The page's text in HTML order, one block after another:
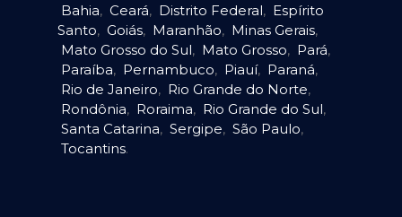
Bahia, Ceará, Distrito Federal, Espírito
Santo, Goiás, Maranhão, Minas Gerais,
Mato Grosso do Sul, Mato Grosso, Pará,
Paraíba, Pernambuco, Piauí, Paraná,
Rio de Janeiro, Rio Grande do Norte,
Rondônia, Roraima, Rio Grande do Sul,
Santa Catarina, Sergipe, São Paulo,
Tocantins.